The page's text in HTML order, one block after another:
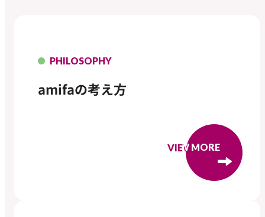
PHILOSOPHY
amifaの考え方
VIEW MORE
VIEW MORE